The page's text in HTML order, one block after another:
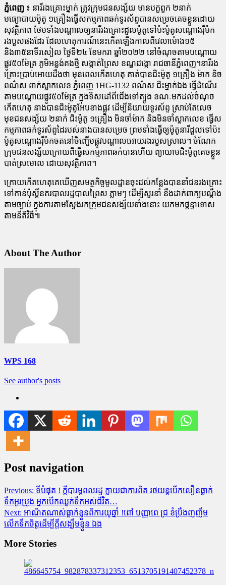
ភ្នំពេញ ៖ នារីរងគ្រោះម្នាក់ ត្រូវក្រុមជនសង្ស័យ មានបក្ខពួក ២នាក់
មធ្យោបាយម៉ូតូ ១គ្រឿងធ្វើសកម្មភាពឆក់ទូរស័ព្ទបានសម្រេចគេចខ្លួនដោយ
សុវត្ថិភាព ថែមទាំងបណ្តាលឲ្យនារីរងគ្រោះដួលម៉ូតូទៅប៉ះម៉ូតូសណ្ដោងរ៉ឺម៉ក
រងបួសផងដែរ ដែលហេតុការណ៍នេះកើតឡើងកាលពីវេលាម៉ោង១៥
និង៣៥នាទីរសៀល ថ្ងៃទី២៤ ខែមករា ឆ្នាំ២០២២ នៅចំណុចតាមបណ្ដោយ
ផ្លូវ៥០ម៉ែត្រ ភូមិអន្លង់គងថ្មី សង្កាត់ព្រៃស ខណ្ឌដង្កោ រាជធានីភ្នំពេញ។នារីរង
គ្រោះប្រាប់អោយដឹងថា មុនពេលកើតហេតុ គាត់បានជិះម៉ូតូ ១គ្រឿង ម៉ាក និច
ពណ៌ស ពាក់ស្លាកលេខ ភ្នំពេញ 1HG-1132 ពណ៌ស ជិះម្នាក់ឯង ធ្វើដំណើរ
តាមបណ្ដោយផ្លូវ៥០ម៉ែត្រ ក្នុងទិសដៅពីជើងទៅត្បូង ខណៈមកដល់ចំណុច
កើតហេតុ នាងបានជិះម៉ូតូអែបខាងផ្លូវ ដើម្បីនិយាយទូរស័ព្ទ ស្រាប់តែលេច
មុខជនសង្ស័យ ២នាក់ ជិះម៉ូតូ ១គ្រឿង មិនចាំម៉ាក និងមិនចាំស្លាកលេខ ធ្វើស
កម្មភាពឆក់ទូរស័ព្ទដៃរបស់នាងបានសម្រេច ព្រមទាំងធ្វើឲ្យម៉ូតូនារីដួលទៅប៉ះ
ម៉ូតូសណ្ដោងរ៉ឺម៉កចតនៅចិញ្ចើមផ្លូវបណ្ដាលអោយរងរបួសស្រាល។ ចំណែក
ក្រុមជនសង្ស័យក្រោយពីធ្វើសកម្មភាពឆក់បានហើយ ព្យាយាមជិះម៉ូតូគេចខ្លួន
បាត់ស្រមោល ដោយសុវត្ថិភាព។
ក្រោយកើតហេតុគេឃើញសមត្ថកិច្ចមូលដ្ឋានចុះដល់កន្លែងបាននាំជនរងគ្រោះ
ទៅកាន់ប៉ុស្ដិ៍នគរបាលរដ្ឋបាលព្រៃស ភ្លាមៗ ដើម្បីសួរនាំ នឹងដាក់ពាក្យបណ្តឹង
តាមច្បាប់ ក្នុងការតាមស្វែងរកក្រុមជនសង្ស័យទាំងនោះ យកមកផ្តន្ទាទោស
តាមនីតិវិធី៕
About The Author
WPS 168
See author's posts
Post navigation
Previous: ទីបំផុត ! ក្តីបារម្ភពលរដ្ឋ ក្លាយជាការពិត រថយន្តបើកលឿនធ្លាក់
ទឹកអូរប្រូង អ្នកបើកឈ្លក់ទឹកអស់ជីវិត…
Next: អាណិតណាស់ធ្លាក់ខ្លួនពិការយូឆ្នាំ !ពៅ បញ្ញាពេ ជ្រ ខំប្រឹងញញឹម
លើកទឹកចិត្តដើម្បីក្តីសង្ឃឹមខ្លួន ឯង
More Stories